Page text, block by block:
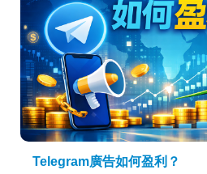
Telegram廣告如何盈利？